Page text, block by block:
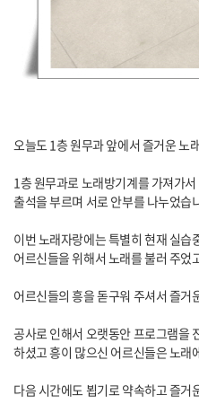
오늘도 1층 원무과 앞에서 즐거운 노
1층 원무과로 노래방기계를 가져가
출석을 부르며 서로 안부를 나누었습
이번 노래자랑에는 특별히 현재 실습
어르신들을 위해서 노래를 불러 주
어르신들의 흥을 돋구워 주셔서 즐거
공사로 인해서 오랫동안 프로그램을
하셨고 흥이 많으신 어르신들은 노래
다음 시간에도 뵙기로 약속하고 즐거